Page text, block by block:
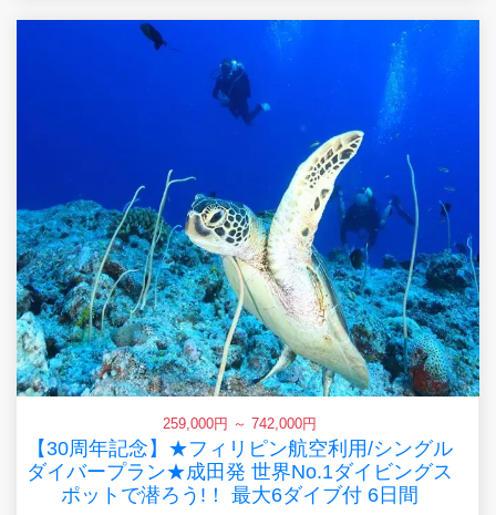
259,000円 ～ 742,000円
【30周年記念】★フィリピン航空利用/シングル
ダイバープラン★成田発 世界No.1ダイビングス
ポットで潜ろう!！ 最大6ダイブ付 6日間